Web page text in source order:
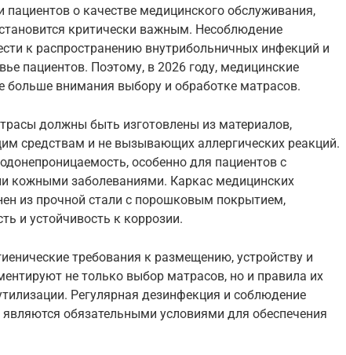
о качестве медицинского обслуживания,
критически важным. Несоблюдение
к распространению внутрибольничных инфекций и
пациентов. Поэтому, в 2026 году, медицинские
больше внимания выбору и обработке матрасов.
должны быть изготовлены из материалов,
средствам и не вызывающих аллергических реакций.
особенно для пациентов с
кожными заболеваниями. Каркас медицинских
из прочной стали с порошковым покрытием,
и устойчивость к коррозии.
требования к размещению, устройству и
не только выбор матрасов, но и правила их
Регулярная дезинфекция и соблюдение
обязательными условиями для обеспечения